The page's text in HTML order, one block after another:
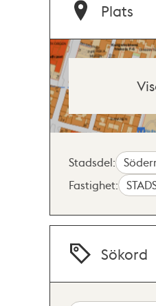
Plats
Stadsdel:
Fastighet:
Sökord